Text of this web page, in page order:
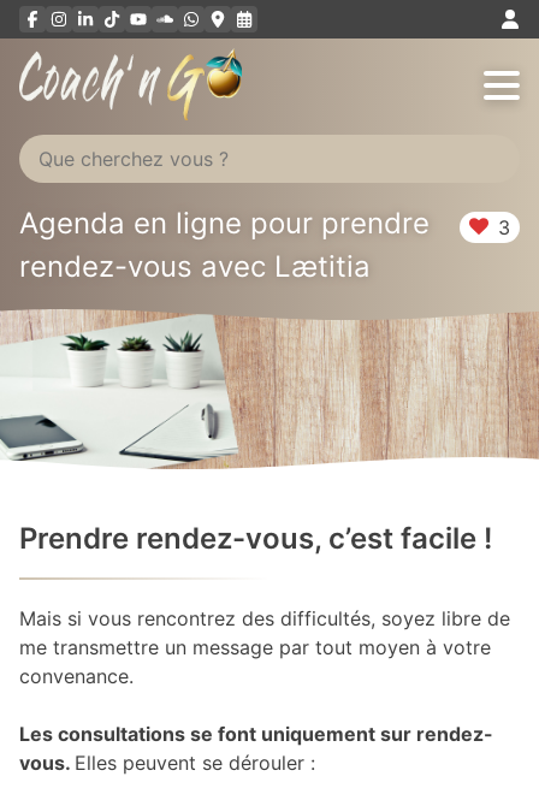
Aller
au
Agenda en ligne pour prendre
rendez-vous avec Lætitia
3
Prendre rendez-vous, c’est facile !
Mais si vous rencontrez des difficultés, soyez libre de
me transmettre un message par tout moyen à votre
convenance.
Les consultations se font uniquement sur rendez-
vous. Elles peuvent se dérouler :